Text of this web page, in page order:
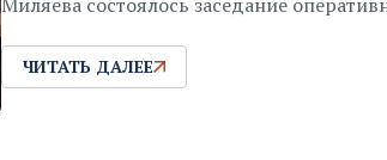
ЧИТАТЬ ДАЛЕЕ